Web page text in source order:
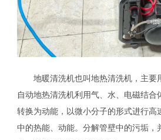
地暖清洗机也叫地热清洗机，主要
自动地热清洗机利用气、水、电磁结合
转换为动能，以微小分子的形式进行高
中的热能、动能。分解管壁中的污垢，